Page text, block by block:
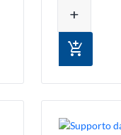
add
add_shopping_cart